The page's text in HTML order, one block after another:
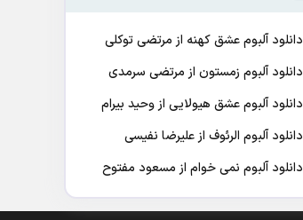
دانلود آلبوم عشق کهنه از مرتضی توکلی
دانلود آلبوم زمستون از مرتضی سرمدی
دانلود آلبوم عشق هیولایی از وحید بیرام
دانلود آلبوم الرئوف از علیرضا نفیسی
دانلود آلبوم نمی خوام از مسعود مفتوح